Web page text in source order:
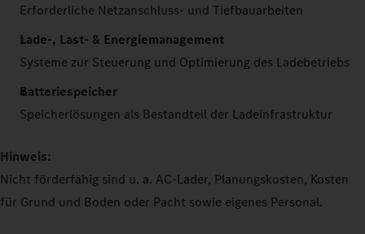
Erforderliche Netzanschluss- und Tiefbauarbeiten
Lade-, Last- & Energiemanagement
Systeme zur Steuerung und Optimierung des Ladebetriebs
Batteriespeicher
Speicherlösungen als Bestandteil der Ladeinfrastruktur
Hinweis:
Nicht förderfähig sind u. a. AC-Lader, Planungskosten, Kosten
für Grund und Boden oder Pacht sowie eigenes Personal.